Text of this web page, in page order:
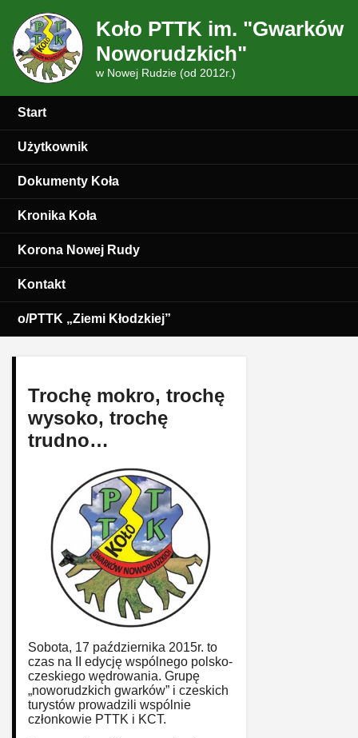
Koło PTTK im. "Gwarków
Noworudzkich"
w Nowej Rudzie (od 2012r.)
Start
Użytkownik
Dokumenty Koła
Kronika Koła
Korona Nowej Rudy
Kontakt
o/PTTK „Ziemi Kłodzkiej”
Trochę mokro, trochę
wysoko, trochę
trudno…
Sobota, 17 października 2015r. to
czas na II edycję wspólnego polsko-
czeskiego wędrowania. Grupę
„noworudzkich gwarków” i czeskich
turystów prowadzili wspólnie
członkowie PTTK i KCT.